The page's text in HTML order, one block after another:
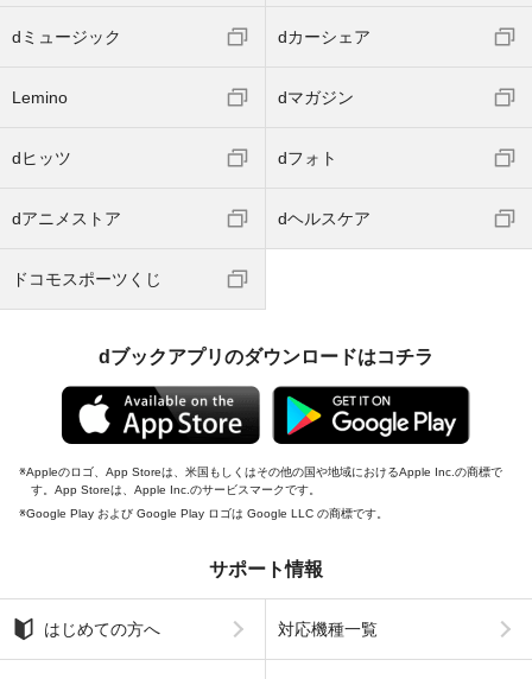
dミュージック dカーシェア
Lemino dマガジン
dヒッツ dフォト
dアニメストア dヘルスケア
ドコモスポーツくじ
dブックアプリのダウンロードはコチラ
Appleのロゴ、App Storeは、米国もしくはその他の国や地域におけるApple Inc.の商標で
す。App Storeは、Apple Inc.のサービスマークです。
Google Play および Google Play ロゴは Google LLC の商標です。
サポート情報
はじめての方へ 対応機種一覧